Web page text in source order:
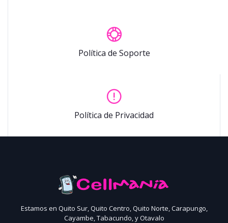
Política de Soporte
Política de Privacidad
Estamos en Quito Sur, Quito Centro, Quito Norte, Carapungo,
Cayambe, Tabacundo, y Otavalo